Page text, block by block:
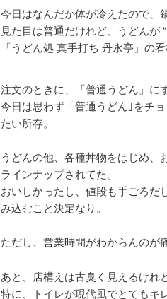
今日はなんだか体が冷えたので、
見た目は普通だけれど、うどんが
「うどん処 真手打ち 丹永亭」の
注文のときに、「普通うどん」に
今日は思わず「普通うどん｣をチ
たい所存。
うどんの他、各種丼物をはじめ、
ラインナップされてた。
おいしかったし、値段も手ごろだ
み込むこと決定なり。
ただし、営業時間がわからんのが
あと、店構えは古臭く見えるけれ
特に、トイレが現代風でとてもキ